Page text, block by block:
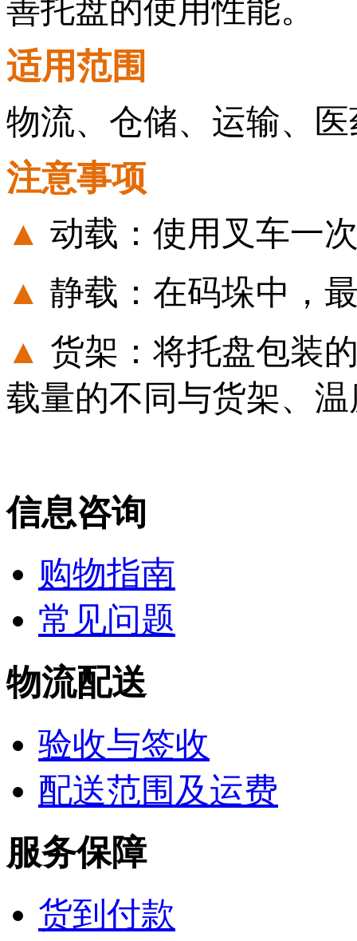
善托盘的使用性能。
适用范围
物流、仓储、运输、
注意事项
▲ 动载：使用叉车一
▲ 静载：在码垛中，
▲ 货架：将托盘包装
载量的不同与货架、
信息咨询
购物指南
常见问题
物流配送
验收与签收
配送范围及运费
服务保障
货到付款